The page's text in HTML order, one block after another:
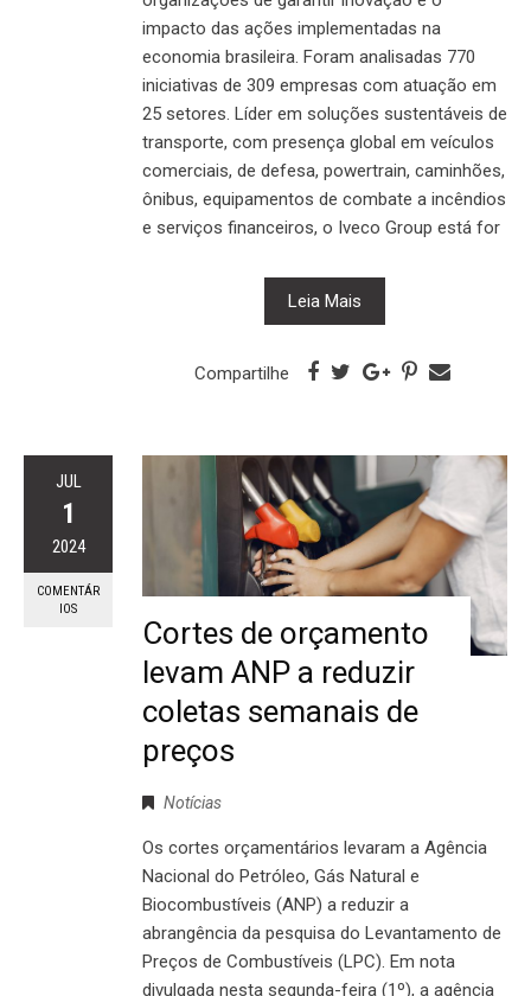
impacto das ações implementadas na
economia brasileira. Foram analisadas 770
iniciativas de 309 empresas com atuação em
25 setores. Líder em soluções sustentáveis de
transporte, com presença global em veículos
comerciais, de defesa, powertrain, caminhões,
ônibus, equipamentos de combate a incêndios
e serviços financeiros, o Iveco Group está for
Leia Mais
Compartilhe
JUL
1
2024
COMENTÁR
IOS
Cortes de orçamento
levam ANP a reduzir
coletas semanais de
preços
Notícias
Os cortes orçamentários levaram a Agência
Nacional do Petróleo, Gás Natural e
Biocombustíveis (ANP) a reduzir a
abrangência da pesquisa do Levantamento de
Preços de Combustíveis (LPC). Em nota
divulgada nesta segunda-feira (1º), a agência